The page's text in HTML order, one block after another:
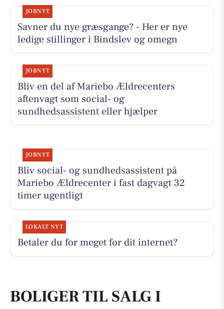
JOBNYT
Savner du nye græsgange? - Her er nye
ledige stillinger i Bindslev og omegn
JOBNYT
Bliv en del af Mariebo Ældrecenters
aftenvagt som social- og
sundhedsassistent eller hjælper
JOBNYT
Bliv social- og sundhedsassistent på
Mariebo Ældrecenter i fast dagvagt 32
timer ugentligt
LOKALT NYT
Betaler du for meget for dit internet?
BOLIGER TIL SALG I